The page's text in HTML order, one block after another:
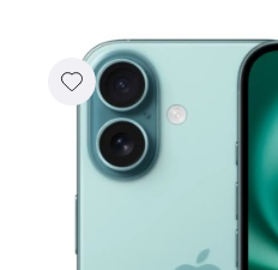
Реквизиты
Контакты
Гарантия